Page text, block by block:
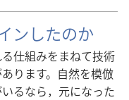
ンしたのか
仕組みをまねて技術
ります。自然を模倣
るなら，元になった